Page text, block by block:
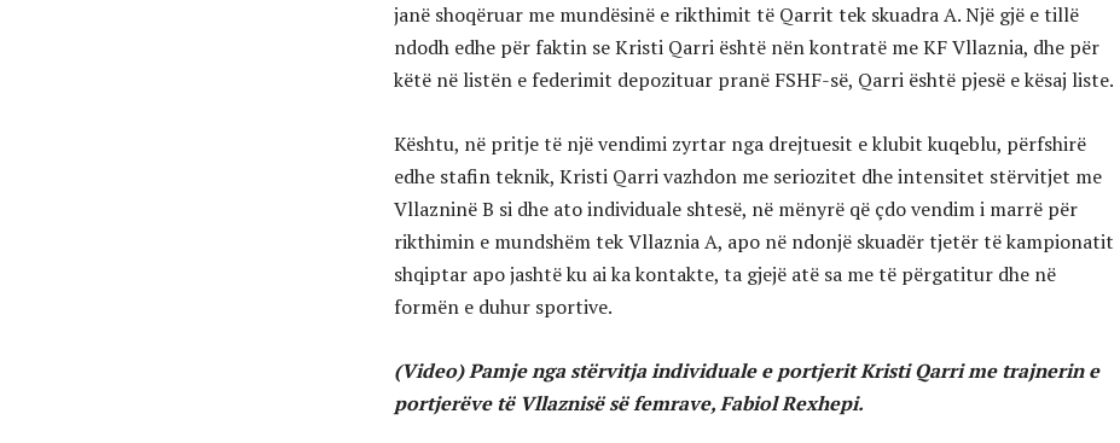
janë shoqëruar me mundësinë e rikthimit të Qarrit tek skuadra A. Një gjë e tillë
ndodh edhe për faktin se Kristi Qarri është nën kontratë me KF Vllaznia, dhe për
këtë në listën e federimit depozituar pranë FSHF-së, Qarri është pjesë e kësaj liste.
Kështu, në pritje të një vendimi zyrtar nga drejtuesit e klubit kuqeblu, përfshirë
edhe stafin teknik, Kristi Qarri vazhdon me seriozitet dhe intensitet stërvitjet me
Vllazninë B si dhe ato individuale shtesë, në mënyrë që çdo vendim i marrë për
rikthimin e mundshëm tek Vllaznia A, apo në ndonjë skuadër tjetër të kampionatit
shqiptar apo jashtë ku ai ka kontakte, ta gjejë atë sa me të përgatitur dhe në
formën e duhur sportive.
(Video) Pamje nga stërvitja individuale e portjerit Kristi Qarri me trajnerin e
portjerëve të Vllaznisë së femrave, Fabiol Rexhepi.